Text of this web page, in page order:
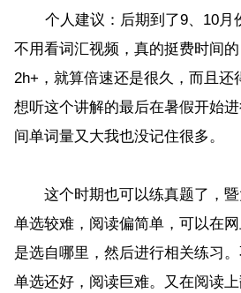
个人建议：后期到了9、10月
不用看词汇视频，真的挺费时间
2h+，就算倍速还是很久，而且还
想听这个讲解的最后在暑假开始
间单词量又大我也没记住很多。
这个时期也可以练真题了，暨
单选较难，阅读偏简单，可以在
是选自哪里，然后进行相关练习
单选还好，阅读巨难。又在阅读